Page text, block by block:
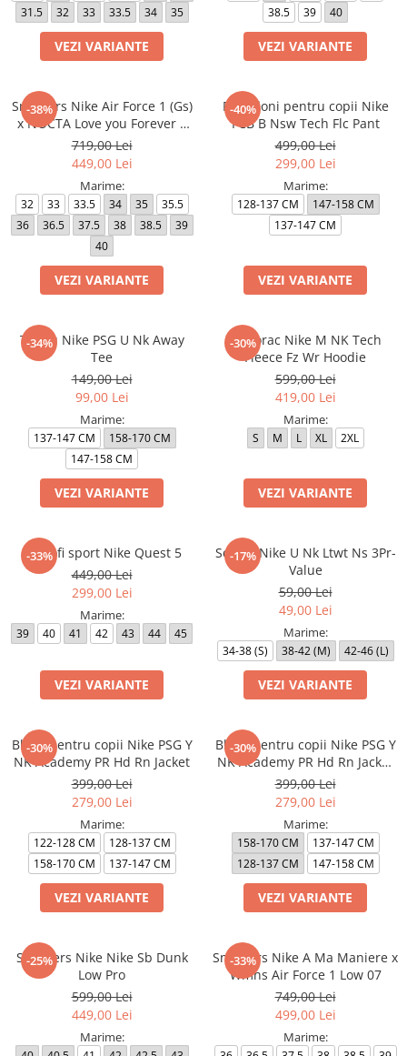
31.5
32 33 33.5 34 35
VEZI VARIANTE
38.5
39 40
VEZI VARIANTE
-38%
Sneakers Nike Air Force 1 (Gs)
x NOCTA Love you Forever X
Drake
719,00 Lei
449,00 Lei
Marime:
32 33 33.5 34 35
35.5
36
36.5 37.5 38 38.5
39
40
VEZI VARIANTE
-40%
Pantaloni pentru copii Nike
FCB B Nsw Tech Flc Pant
499,00 Lei
299,00 Lei
Marime:
128-137 CM
147-158 CM
137-147 CM
VEZI VARIANTE
-34%
Tricou Nike PSG U Nk Away
Tee
149,00 Lei
99,00 Lei
Marime:
137-147 CM
158-170 CM
147-158 CM
VEZI VARIANTE
-30%
Hanorac Nike M NK Tech
Fleece Fz Wr Hoodie
599,00 Lei
419,00 Lei
Marime:
S M L XL 2XL
VEZI VARIANTE
-33%
Pantofi sport Nike Quest 5
449,00 Lei
299,00 Lei
Marime:
39 40 41 42 43 44 45
VEZI VARIANTE
-17%
Sosete Nike U Nk Ltwt Ns 3Pr-
Value
59,00 Lei
49,00 Lei
Marime:
34-38 (S) 38-42 (M) 42-46 (L)
VEZI VARIANTE
-30%
Bluza pentru copii Nike PSG Y
NK Academy PR Hd Rn Jacket
399,00 Lei
279,00 Lei
Marime:
122-128 CM
128-137 CM
158-170 CM
137-147 CM
VEZI VARIANTE
-30%
Bluza pentru copii Nike PSG Y
NK Academy PR Hd Rn Jacket
3R
399,00 Lei
279,00 Lei
Marime:
158-170 CM
137-147 CM
128-137 CM
147-158 CM
VEZI VARIANTE
-25%
Sneakers Nike Nike Sb Dunk
Low Pro
599,00 Lei
449,00 Lei
Marime:
-33%
Sneakers Nike A Ma Maniere x
Wmns Air Force 1 Low 07
749,00 Lei
499,00 Lei
Marime: